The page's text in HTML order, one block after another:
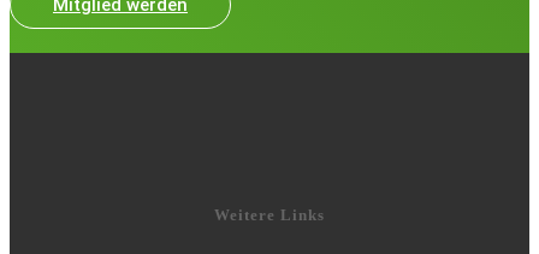
Mitglied werden
Weitere Links